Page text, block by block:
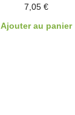
7,05 €
Ajouter au panier